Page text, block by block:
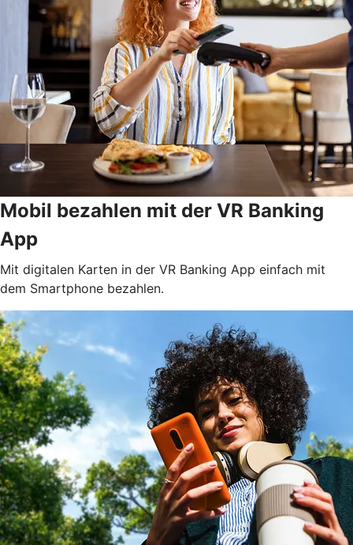
Mobil bezahlen mit der VR Banking
App
Mit digitalen Karten in der VR Banking App einfach mit
dem Smartphone bezahlen.